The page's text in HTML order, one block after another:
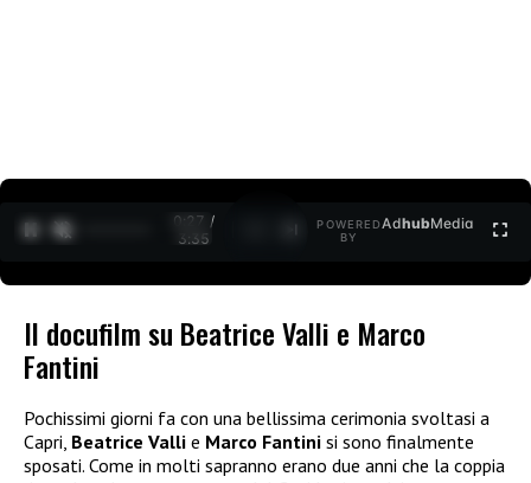
0:28 /
3:35
POWERED
BY
AdhubMedia
Il docufilm su Beatrice Valli e Marco
Fantini
Pochissimi giorni fa con una bellissima cerimonia svoltasi a
Capri, Beatrice Valli e Marco Fantini si sono finalmente
sposati. Come in molti sapranno erano due anni che la coppia